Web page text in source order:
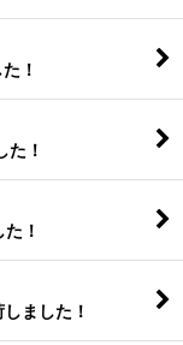
！
た！
！
ました！